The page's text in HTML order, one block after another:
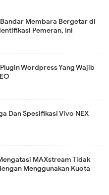
Membara Bergetar di
Pemeran, Ini
Wordpress Yang Wajib
Dan Spesifikasi Vivo NEX
MAXstream Tidak
Menggunakan Kuota